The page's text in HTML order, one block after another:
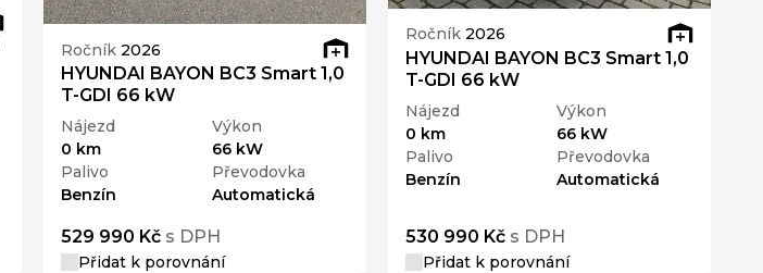
Ročník 2026
HYUNDAI BAYON BC3 Smart 1,0
T-GDI 66 kW
Nájezd
0 km
Výkon
66 kW
Palivo
Benzín
Převodovka
Automatická
529 990 Kč s DPH
Přidat k porovnání
Ročník 2026
HYUNDAI BAYON BC3 Smart 1,0
T-GDI 66 kW
Nájezd
0 km
Výkon
66 kW
Palivo
Benzín
Převodovka
Automatická
530 990 Kč s DPH
Přidat k porovnání